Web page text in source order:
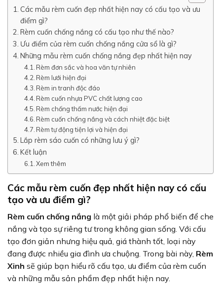
Các mẫu rèm cuốn đẹp nhất hiện nay có cấu tạo và ưu
điểm gì?
Rèm cuốn chống nắng có cấu tạo như thế nào?
Ưu điểm của rèm cuốn chống nắng cửa sổ là gì?
Những mẫu rèm cuốn chống nắng đẹp nhất hiện nay
Rèm đơn sắc và hoa văn tự nhiên
Rèm lưới hiện đại
Rèm in tranh độc đáo
Rèm cuốn nhựa PVC chất lượng cao
Rèm chống thấm nước hiện đại
Rèm cuốn chống nắng và cách nhiệt đặc biệt
Rèm tự động tiện lợi và hiện đại
Lắp rèm sáo cuốn có những lưu ý gì?
Kết luận
Xem thêm
Các mẫu rèm cuốn đẹp nhất hiện nay có cấu
tạo và ưu điểm gì?
Rèm cuốn chống nắng là một giải pháp phổ biến để che
nắng và tạo sự riêng tư trong không gian sống. Với cấu
tạo đơn giản nhưng hiệu quả, giá thành tốt, loại này
đang được nhiều gia đình ưa chuộng. Trong bài này, Rèm
Xinh sẽ giúp bạn hiểu rõ cấu tạo, ưu điểm của rèm cuốn
và những mẫu sản phẩm đẹp nhất hiện nay.